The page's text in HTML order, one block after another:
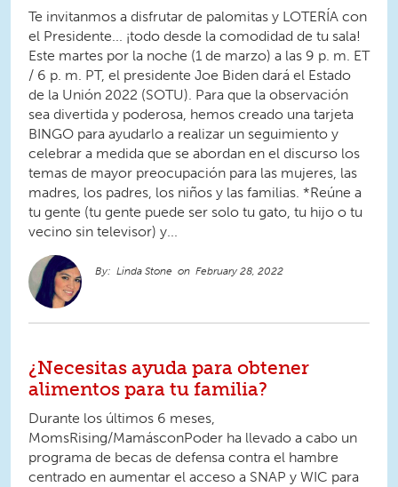
Te invitanmos a disfrutar de palomitas y LOTERÍA con
el Presidente... ¡todo desde la comodidad de tu sala!
Este martes por la noche (1 de marzo) a las 9 p. m. ET
/ 6 p. m. PT, el presidente Joe Biden dará el Estado
de la Unión 2022 (SOTU). Para que la observación
sea divertida y poderosa, hemos creado una tarjeta
BINGO para ayudarlo a realizar un seguimiento y
celebrar a medida que se abordan en el discurso los
temas de mayor preocupación para las mujeres, las
madres, los padres, los niños y las familias. *Reúne a
tu gente (tu gente puede ser solo tu gato, tu hijo o tu
vecino sin televisor) y...
Linda Stone February 28, 2022
¿Necesitas ayuda para obtener
alimentos para tu familia?
Durante los últimos 6 meses,
MomsRising/MamásconPoder ha llevado a cabo un
programa de becas de defensa contra el hambre
centrado en aumentar el acceso a SNAP y WIC para